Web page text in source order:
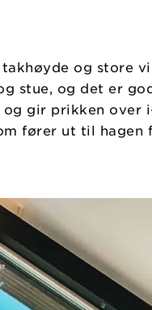
og store
stue, og det er
gir prikken over
fører ut til hagen